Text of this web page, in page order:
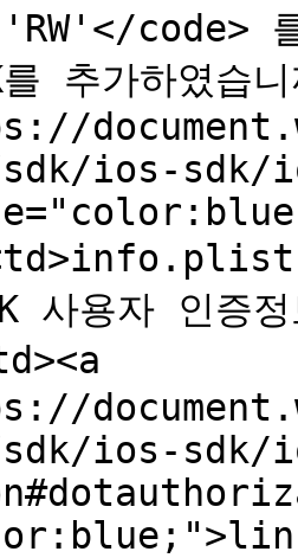
code>
를 추가하였습
ios-sdk/
사용자 인증
sdk/ios-sdk/